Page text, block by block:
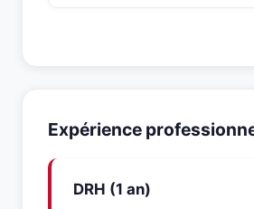
Expérience
DRH (1 an)